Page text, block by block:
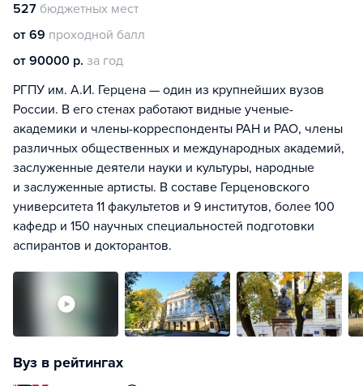
527 бюджетных мест
от 69 проходной балл
от 90000 р. за год
РГПУ им. А.И. Герцена — один из крупнейших вузов
России. В его стенах работают видные ученые-
академики и члены-корреспонденты РАН и РАО, члены
различных общественных и международных академий,
заслуженные деятели науки и культуры, народные
и заслуженные артисты. В составе Герценовского
университета 11 факультетов и 9 институтов, более 100
кафедр и 150 научных специальностей подготовки
аспирантов и докторантов.
Вуз в рейтингах